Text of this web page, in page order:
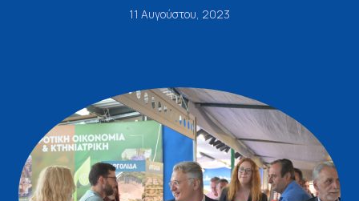
11 Αυγούστου, 2023